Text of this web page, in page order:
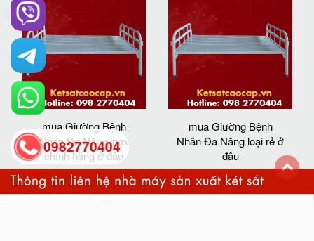
mua Giường Bệnh
Nhân Đa Năng inox
chính hãng ở đâu
mua Giường Bệnh
Nhân Đa Năng loại rẻ ở
đâu
0982770404
back